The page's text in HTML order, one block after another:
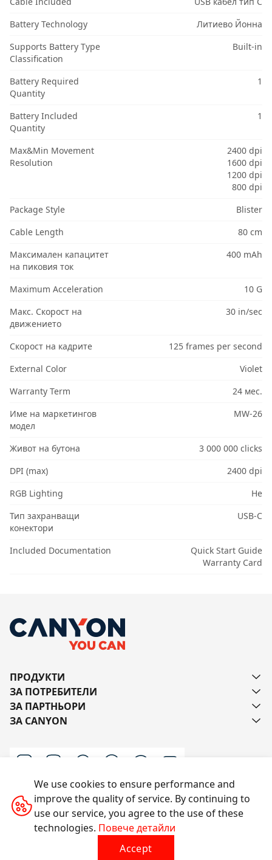
Battery Technology
Литиево Йонна
Supports Battery Type
Classification
Built-in
Battery Required
Quantity
1
Battery Included
Quantity
1
Max&Min Movement
Resolution
2400 dpi
1600 dpi
1200 dpi
800 dpi
Package Style
Blister
Cable Length
80 cm
Максимален капацитет
на пиковия ток
400 mAh
Maximum Acceleration
10 G
Макс. Скорост на
движението
30 in/sec
Скорост на кадрите
125 frames per second
External Color
Violet
Warranty Term
24 мес.
Име на маркетингов
модел
MW-26
Живот на бутона
3 000 000 clicks
DPI (max)
2400 dpi
RGB Lighting
Не
Тип захранващи
конектори
USB-C
Included Documentation
Quick Start Guide
Warranty Card
ПРОДУКТИ
ЗА ПОТРЕБИТЕЛИ
ЗА ПАРТНЬОРИ
ЗА CANYON
Пишете ни
Всички права запазени © 2014-2026 CANYON
We use cookies to ensure performance and
improve the quality of service. By continuing to
use our service, you agree to the use of these
technologies. Повече детайли
Accept